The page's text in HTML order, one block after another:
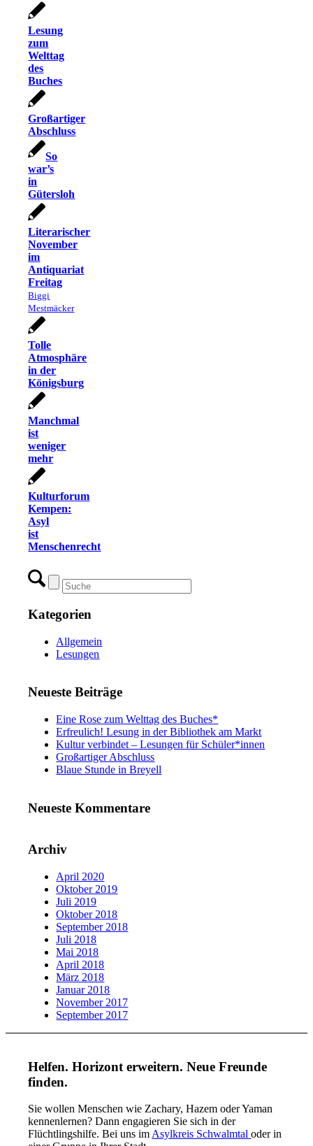
Lesung
zum
Welttag
des
Buches
Großartiger
Abschluss
So
war’s
in
Gütersloh
Literarischer
November
im
Antiquariat
Freitag
Biggi
Mestmäcker
Tolle
Atmosphäre
in der
Königsburg
Manchmal
ist
weniger
mehr
Kulturforum
Kempen:
Asyl
ist
Menschenrecht
Kategorien
Allgemein
Lesungen
Neueste Beiträge
Eine Rose zum Welttag des Buches*
Erfreulich! Lesung in der Bibliothek am Markt
Kultur verbindet – Lesungen für Schüler*innen
Großartiger Abschluss
Blaue Stunde in Breyell
Neueste Kommentare
Archiv
April 2020
Oktober 2019
Juli 2019
Oktober 2018
September 2018
Juli 2018
Mai 2018
April 2018
März 2018
Januar 2018
November 2017
September 2017
Helfen. Horizont erweitern. Neue Freunde
finden.
Sie wollen Menschen wie Zachary, Hazem oder Yaman
kennenlernen? Dann engagieren Sie sich in der
Flüchtlingshilfe. Bei uns im Asylkreis Schwalmtaloder in